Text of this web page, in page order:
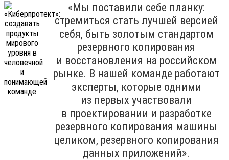
«Мы поставили себе планку:
стремиться стать лучшей версией
себя, быть золотым стандартом
резервного копирования
и восстановления на российском
рынке. В нашей команде работают
эксперты, которые одними
из первых участвовали
в проектировании и разработке
резервного копирования машины
целиком, резервного копирования
данных приложений».